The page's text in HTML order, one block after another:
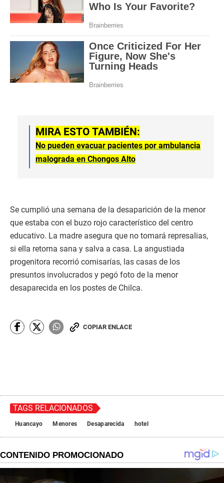
MIRA ESTO TAMBIÉN:
No pueden evacuar pacientes por ambulancia
malograda en Chongos Alto
Se cumplió una semana de la desaparición de la menor
que estaba con el buzo rojo característico del centro
educativo. La madre asegura que no tomará represalias,
si ella retorna sana y salva a casa. La angustiada
progenitora recorrió comisarías, las casas de los
presuntos involucrados y pegó foto de la menor
desaparecida en los postes de Chilca.
COPIAR ENLACE
TAGS RELACIONADOS
Huancayo Menores Desaparecida hotel